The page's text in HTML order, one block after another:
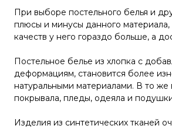
При выборе постельного белья и
плюсы и минусы данного
качеств у него гораздо больше, а
Постельное белье из хлопка с
деформациям, становится более
натуральными материалами. В то же
покрывала, пледы, одеяла и
Изделия из синтетических тканей